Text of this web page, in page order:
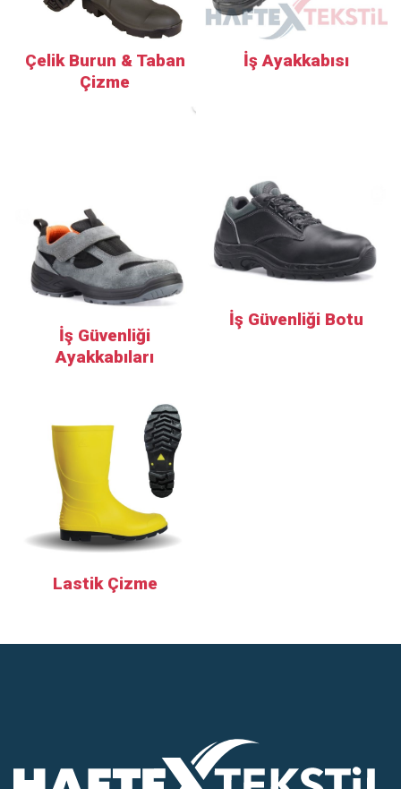
Çelik Burun & Taban
Çizme
İş Ayakkabısı
İş Güvenliği
Ayakkabıları
İş Güvenliği Botu
Lastik Çizme